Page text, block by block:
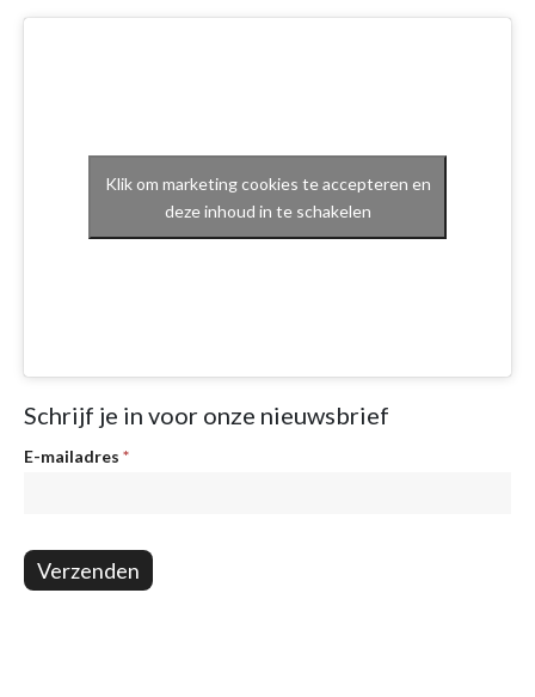
Klik om marketing cookies te accepteren en
deze inhoud in te schakelen
Schrijf je in voor onze nieuwsbrief
Nieuwsbrief
E-mailadres *
Verzenden